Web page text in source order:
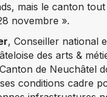
mais le canton
novembre ».
, Conseiller national
des arts &
de Neuchâtel
ses conditions cadre